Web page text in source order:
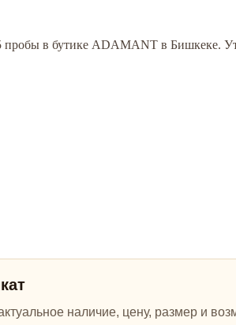
пробы в бутике ADAMANT в Бишкеке.
наличие, цену, размер и